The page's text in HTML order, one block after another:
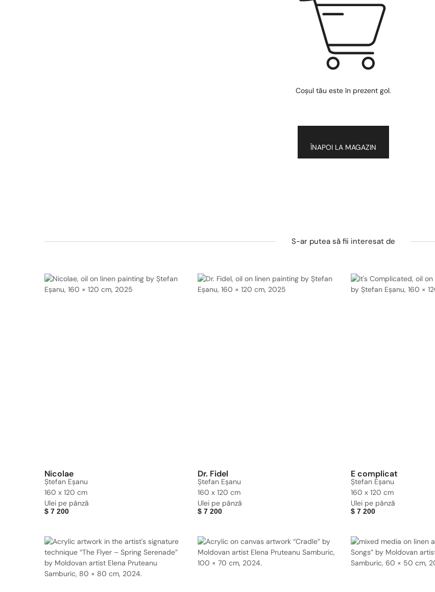
Coșul tău este în prezent gol.
ÎNAPOI LA MAGAZIN
S-ar putea să fii interesat de
Nicolae
Ștefan Eșanu
160 x 120 cm
Ulei pe pânză
$ 7 200
Dr. Fidel
Ștefan Eșanu
160 x 120 cm
Ulei pe pânză
$ 7 200
E complicat
Ștefan Eșanu
160 x 120 cm
Ulei pe pânză
$ 7 200